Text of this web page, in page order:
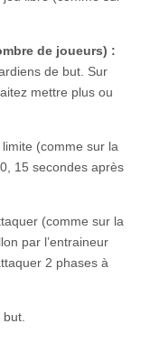
de joueurs) :
de but. Sur
mettre plus ou
(comme sur la
15 secondes après
(comme sur la
par l’entraineur
2 phases à